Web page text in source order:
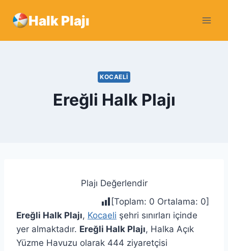
Halk Plajı
KOCAELI
Ereğli Halk Plajı
Plajı Değerlendir
[Toplam: 0 Ortalama: 0]
Ereğli Halk Plajı, Kocaeli şehri sınırları içinde
yer almaktadır. Ereğli Halk Plajı, Halka Açık
Yüzme Havuzu olarak 444 ziyaretçisi